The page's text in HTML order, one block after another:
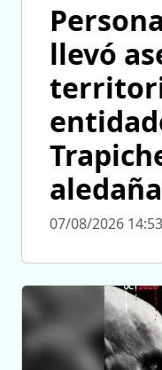
llevó
07/08/2026 14:53